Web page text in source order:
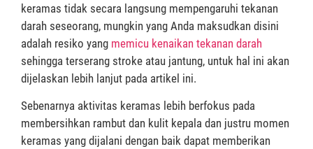
keramas tidak secara langsung mempengaruhi tekanan
darah seseorang, mungkin yang Anda maksudkan disini
adalah resiko yang memicu kenaikan tekanan darah
sehingga terserang stroke atau jantung, untuk hal ini akan
dijelaskan lebih lanjut pada artikel ini.
Sebenarnya aktivitas keramas lebih berfokus pada
membersihkan rambut dan kulit kepala dan justru momen
keramas yang dijalani dengan baik dapat memberikan